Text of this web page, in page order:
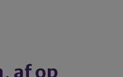
af op